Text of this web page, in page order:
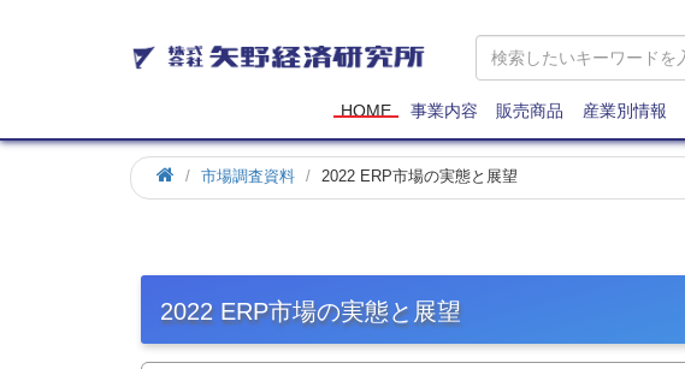
矢
野
研
究
所
HOME 事業内容 販売商品 産業別情報
市場調査資料 2022 ERP市場の実態と展望
2022 ERP市場の実態と展望